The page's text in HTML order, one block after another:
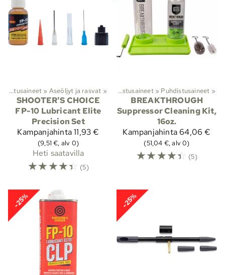
Aseöljyt, rasvat ja puhdistusaineet ‪» Aseöljyt ja rasvat ‪»
SHOOTER'S CHOICE
FP-10 Lubricant Elite
Precision Set
Kampanjahinta11,93 €
(9,51 €, alv 0)
Heti saatavilla
☆☆☆☆☆ (5)
ja huolto ‪» Aseöljyt, rasvat ja puhdistusaineet ‪» Puhdistusaineet ‪»
BREAKTHROUGH
Suppressor Cleaning Kit,
16oz.
Kampanjahinta 64,06 €
(51,04 €, alv 0)
☆☆☆☆☆ (5)
-25% -25%